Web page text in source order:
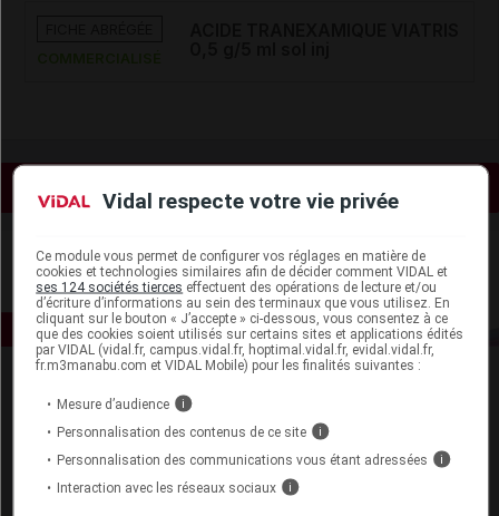
Espace produit
Vidal respecte votre vie privée
Ce module vous permet de configurer vos réglages en matière de
cookies et technologies similaires afin de décider comment VIDAL et
ses 124 sociétés tierces effectuent des opérations de lecture et/ou
d’écriture d’informations au sein des terminaux que vous utilisez. En
cliquant sur le bouton « J’accepte » ci-dessous, vous consentez à ce
que des cookies soient utilisés sur certains sites et applications édités
par VIDAL (vidal.fr, campus.vidal.fr, hoptimal.vidal.fr, evidal.vidal.fr,
fr.m3manabu.com et VIDAL Mobile) pour les finalités suivantes :
Mesure d’audience i
Personnalisation des contenus de ce site i
Personnalisation des communications vous étant adressées i
Interaction avec les réseaux sociaux i